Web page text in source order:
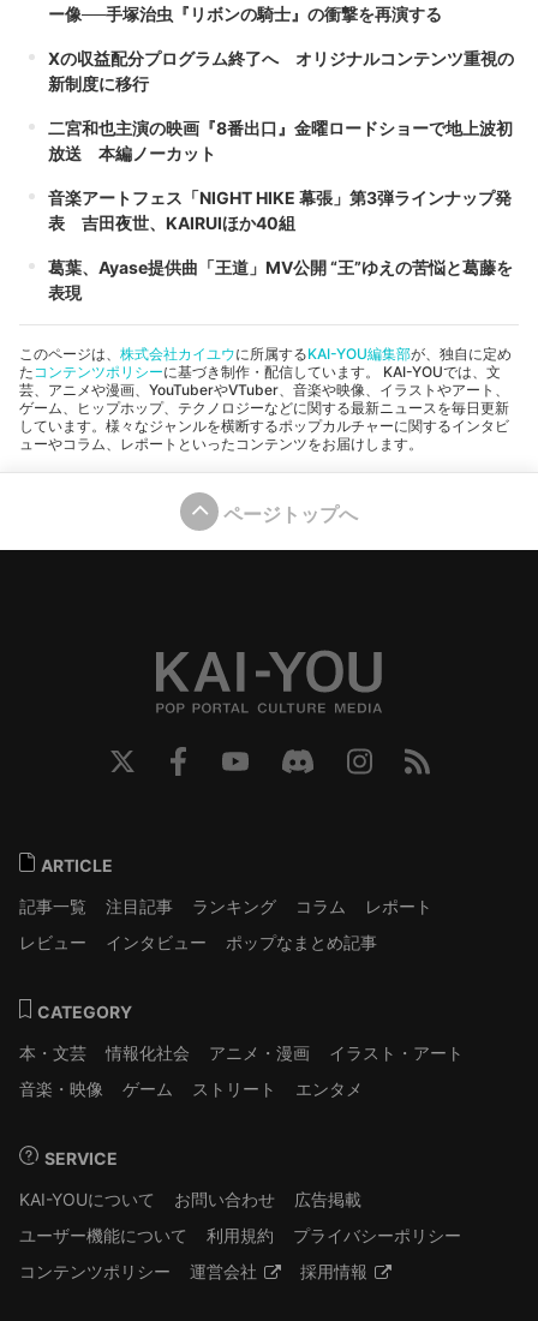
ー像──手塚治虫『リボンの騎士』の衝撃を再演する
Xの収益配分プログラム終了へ オリジナルコンテンツ重視の
新制度に移行
二宮和也主演の映画『8番出口』金曜ロードショーで地上波初
放送 本編ノーカット
音楽アートフェス「NIGHT HIKE 幕張」第3弾ラインナップ発
表 吉田夜世、KAIRUIほか40組
葛葉、Ayase提供曲「王道」MV公開 “王”ゆえの苦悩と葛藤を
表現
このページは、 株式会社カイユウに所属するKAI-YOU編集部が、独自に定め
た コンテンツポリシーに基づき制作・配信しています。 KAI-YOUでは、文
芸、アニメや漫画、YouTuberやVTuber、音楽や映像、イラストやアート、
ゲーム、ヒップホップ、テクノロジーなどに関する最新ニュースを毎日更新
しています。様々なジャンルを横断するポップカルチャーに関するインタビ
ューやコラム、レポートといったコンテンツをお届けします。
ページトップへ
ARTICLE
記事一覧
注目記事 ランキング コラム
レポート
レビュー
インタビュー ポップなまとめ記事
CATEGORY
本・文芸
情報化社会 アニメ・漫画
イラスト・アート
音楽・映像
ゲーム ストリート エンタメ
SERVICE
KAI-YOUについて
お問い合わせ
広告掲載
ユーザー機能について
利用規約
プライバシーポリシー
コンテンツポリシー
運営会社 採用情報